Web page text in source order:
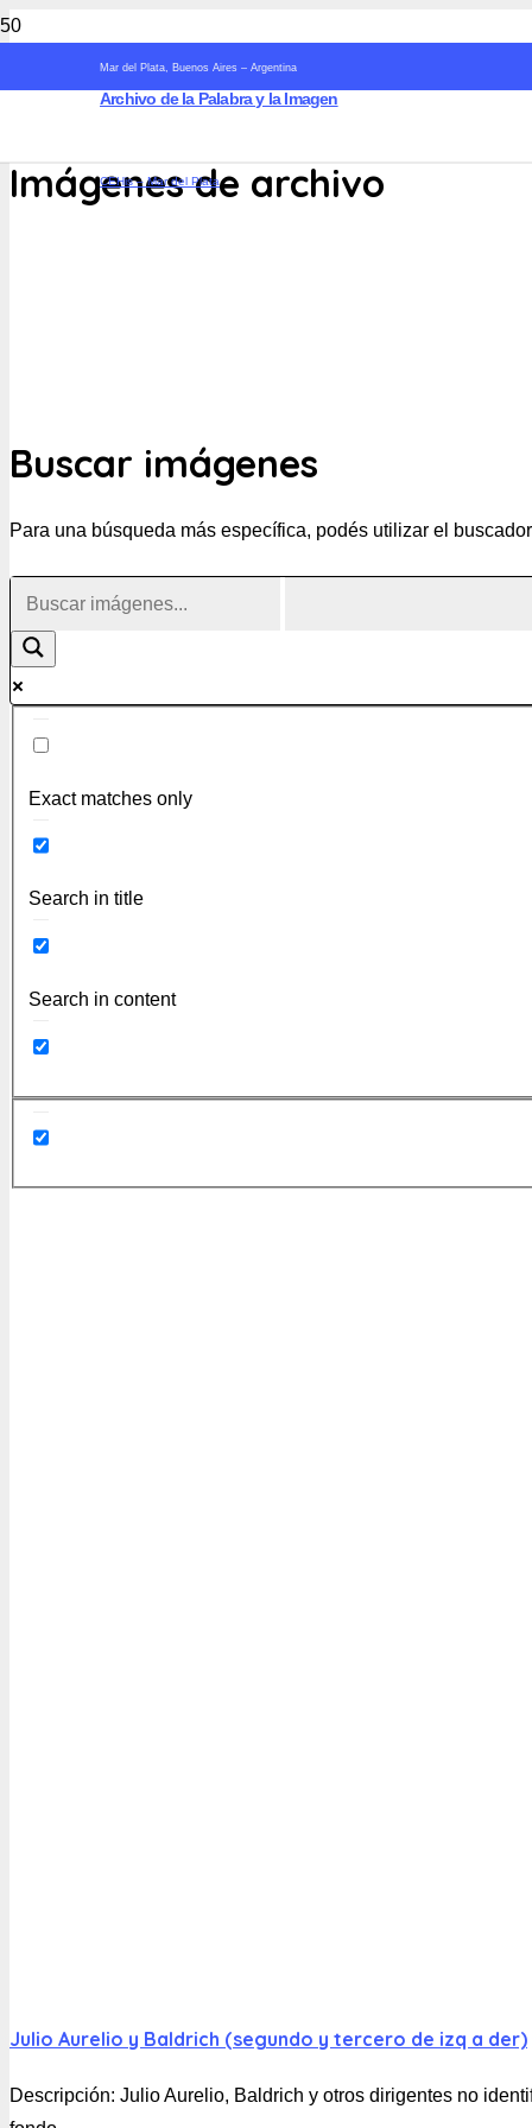
Mar del Plata, Buenos Aires – Argentina
Archivo de la Palabra y la Imagen
CEHis – Mar del Plata
Imágenes de archivo
Buscar imágenes
Para una búsqueda más específica, podés utilizar el
Exact matches only
Search in title
Search in content
Julio Aurelio y Baldrich (segundo y tercero de izq a der)
Descripción: Julio Aurelio, Baldrich y otros dirigentes no